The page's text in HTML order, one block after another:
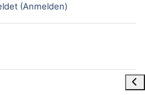
(Anmelden)